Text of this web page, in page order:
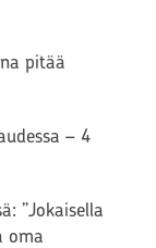
pitää
– 4
”Jokaisella
oma